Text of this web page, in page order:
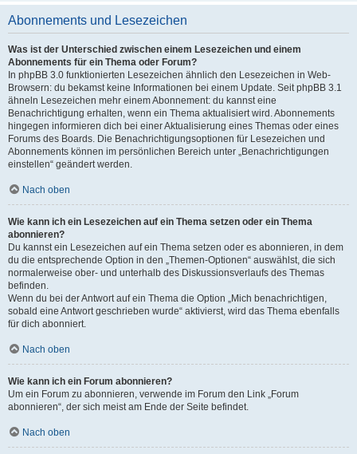
Abonnements und Lesezeichen
Was ist der Unterschied zwischen einem Lesezeichen und einem
Abonnements für ein Thema oder Forum?
In phpBB 3.0 funktionierten Lesezeichen ähnlich den Lesezeichen in Web-
Browsern: du bekamst keine Informationen bei einem Update. Seit phpBB 3.1
ähneln Lesezeichen mehr einem Abonnement: du kannst eine
Benachrichtigung erhalten, wenn ein Thema aktualisiert wird. Abonnements
hingegen informieren dich bei einer Aktualisierung eines Themas oder eines
Forums des Boards. Die Benachrichtigungsoptionen für Lesezeichen und
Abonnements können im persönlichen Bereich unter „Benachrichtigungen
einstellen“ geändert werden.
Nach oben
Wie kann ich ein Lesezeichen auf ein Thema setzen oder ein Thema
abonnieren?
Du kannst ein Lesezeichen auf ein Thema setzen oder es abonnieren, in dem
du die entsprechende Option in den „Themen-Optionen“ auswählst, die sich
normalerweise ober- und unterhalb des Diskussionsverlaufs des Themas
befinden.
Wenn du bei der Antwort auf ein Thema die Option „Mich benachrichtigen,
sobald eine Antwort geschrieben wurde“ aktivierst, wird das Thema ebenfalls
für dich abonniert.
Nach oben
Wie kann ich ein Forum abonnieren?
Um ein Forum zu abonnieren, verwende im Forum den Link „Forum
abonnieren“, der sich meist am Ende der Seite befindet.
Nach oben